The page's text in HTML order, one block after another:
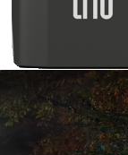
ist